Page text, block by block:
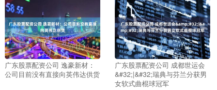
广东股票配资公司 逸豪新材：
公司目前没有直接向英伟达供货
广东股票配资公司 成都世运会
&#32;|&#32;瑞典与芬兰分获男
女软式曲棍球冠军